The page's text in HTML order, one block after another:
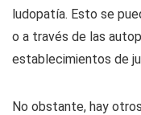
ludopatía. Esto se
o a través de las
establecimientos de
No obstante, hay